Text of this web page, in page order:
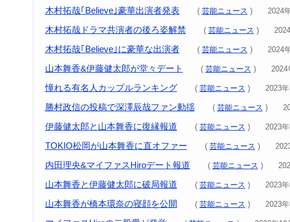
木村拓哉｢Believe｣豪華出演者発表 ( 芸能ニュース ) 2024年
木村拓哉ドラマ共演者の後ろ姿解禁 ( 芸能ニュース ) 2024
木村拓哉｢Believe｣に豪華な出演者 ( 芸能ニュース ) 2024年
山本舞香&伊藤健太郎が堂々デート ( 芸能ニュース ) 2024年
憧れる有名人カップルランキング ( 芸能ニュース ) 2023年
勝村政信の投稿で深澤辰哉ファン動揺 ( 芸能ニュース )
伊藤健太郎と山本舞香に復縁報道 ( 芸能ニュース ) 2023年
TOKIO松岡が山本舞香に直オファー ( 芸能ニュース ) 2023
内田理央&マイファスHiroデート報道 ( 芸能ニュース ) 2023
山本舞香と伊藤健太郎に破局報道 ( 芸能ニュース ) 2023年
山本舞香が橋本環奈の寝顔を公開 ( 芸能ニュース ) 2023年